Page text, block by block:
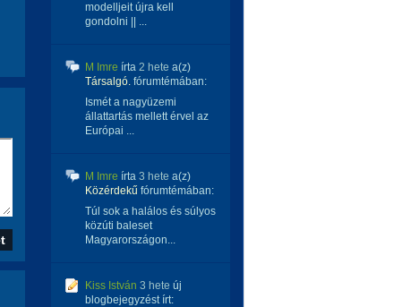
modelljeit újra kell
gondolni || ...
M Imre írta 2 hete a(z)
Társalgó. fórumtémában:
Ismét a nagyüzemi
állattartás mellett érvel az
Európai ...
M Imre írta 3 hete a(z)
Közérdekű fórumtémában:
Túl sok a halálos és súlyos
közúti baleset
Magyarországon...
Kiss István 3 hete új
blogbejegyzést írt: